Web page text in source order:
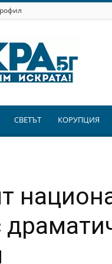
Искра.бг
СВЕТЪТ КОРУПЦИЯ